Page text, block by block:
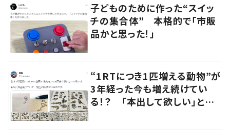
子どものために作った“スイッ
チの集合体” 本格的で「市販
品かと思った！」
“1RTにつき1匹増える動物”が
3年経った今も増え続けてい
る！？ 「本出して欲しい」とユ